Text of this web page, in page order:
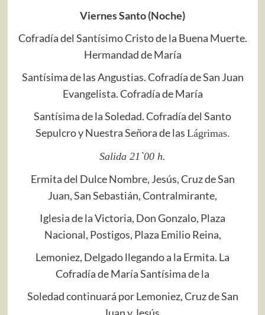
Viernes Santo (Noche)
Cofradía del Santísimo Cristo de la Buena Muerte.
Hermandad de María
Santísima de las Angustias. Cofradía de San Juan
Evangelista. Cofradía de María
Santísima de la Soledad. Cofradía del Santo
Sepulcro y Nuestra Señora de las Lágrimas.
Salida 21`00 h.
Ermita del Dulce Nombre, Jesús, Cruz de San
Juan, San Sebastián, Contralmirante,
Iglesia de la Victoria, Don Gonzalo, Plaza
Nacional, Postigos, Plaza Emilio Reina,
Lemoniez, Delgado llegando a la Ermita. La
Cofradía de María Santísima de la
Soledad continuará por Lemoniez, Cruz de San
Juan y Jesús.